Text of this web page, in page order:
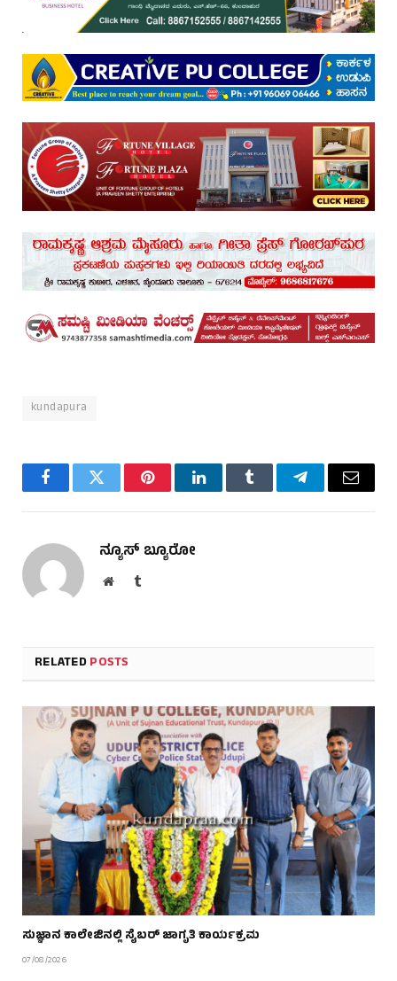
kundapura
FacebookTwitter PinterestLinkedInTumblr TelegramEmail
ನ್ಯೂಸ್ ಬ್ಯೂರೋ
WebsiteTumblr
RELATEDPOSTS
ಸುಜ್ಞಾನ ಕಾಲೇಜಿನಲ್ಲಿ ಸೈಬರ್ ಜಾಗೃತಿ ಕಾರ್ಯಕ್ರಮ
07/08/2026